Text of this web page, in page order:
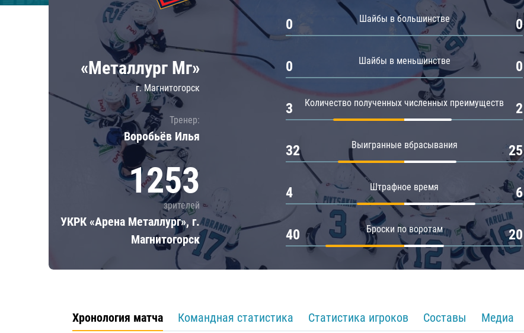
Локомотив
ЦСКА
Шанхайские Драконы
«Металлург Мг»
г. Магнитогорск
Тренер:
Воробьёв Илья
1253
зрителей
УКРК «Арена Металлург», г.
Магнитогорск
Шайбы в большинстве
0 0
Шайбы в меньшинстве
0 0
Количество полученных численных преимуществ
3 2
Выигранные вбрасывания
32 25
Штрафное время
4 6
Броски по воротам
40 20
Хронология матча Командная статистика Статистика игроков Составы Медиа